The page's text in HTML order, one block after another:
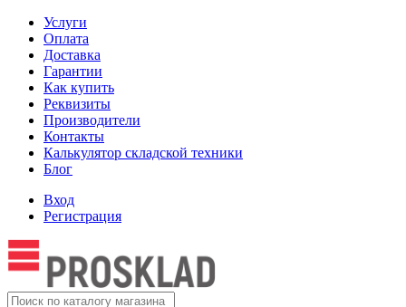
Услуги
Оплата
Доставка
Гарантии
Как купить
Реквизиты
Производители
Контакты
Калькулятор складской техники
Блог
Вход
Регистрация